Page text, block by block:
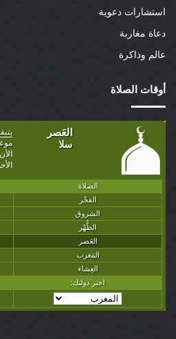
استشارات دعوية
دعاة مغاربة
عالم وذاكرة
أوقات الصلاة